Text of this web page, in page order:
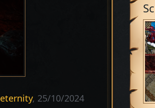
eternity, 25/10/2024